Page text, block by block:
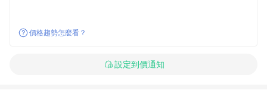
價格趨勢怎麼看？
設定到價通知